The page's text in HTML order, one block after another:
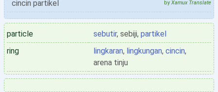
cincin partikel by Xamux Translate
particle sebutir, sebiji, partikel
ring
lingkaran, lingkungan, cincin,
arena tinju